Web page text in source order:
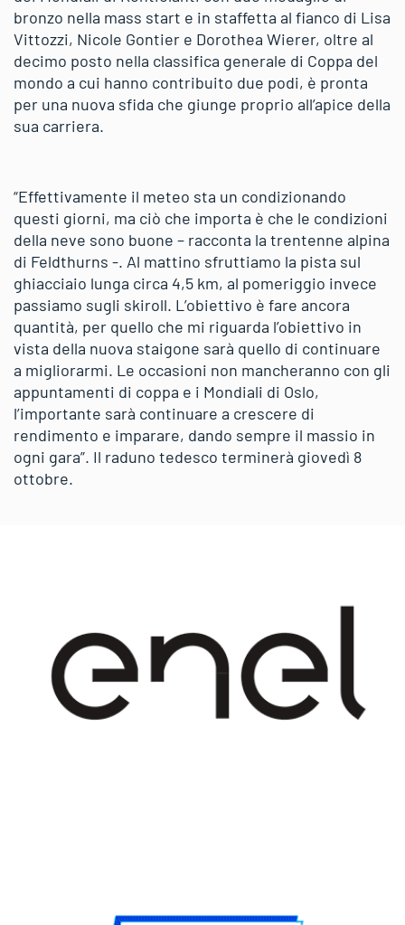
bronzo nella mass start e in staffetta al fianco di Lisa
Vittozzi, Nicole Gontier e Dorothea Wierer, oltre al
decimo posto nella classifica generale di Coppa del
mondo a cui hanno contribuito due podi, è pronta
per una nuova sfida che giunge proprio all’apice della
sua carriera.
“Effettivamente il meteo sta un condizionando
questi giorni, ma ciò che importa è che le condizioni
della neve sono buone – racconta la trentenne alpina
di Feldthurns -. Al mattino sfruttiamo la pista sul
ghiacciaio lunga circa 4,5 km, al pomeriggio invece
passiamo sugli skiroll. L’obiettivo è fare ancora
quantità, per quello che mi riguarda l’obiettivo in
vista della nuova staigone sarà quello di continuare
a migliorarmi. Le occasioni non mancheranno con gli
appuntamenti di coppa e i Mondiali di Oslo,
l’importante sarà continuare a crescere di
rendimento e imparare, dando sempre il massio in
ogni gara”. Il raduno tedesco terminerà giovedì 8
ottobre.